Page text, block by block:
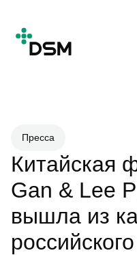
Пресса
Китайская
Gan & Lee
вышла из